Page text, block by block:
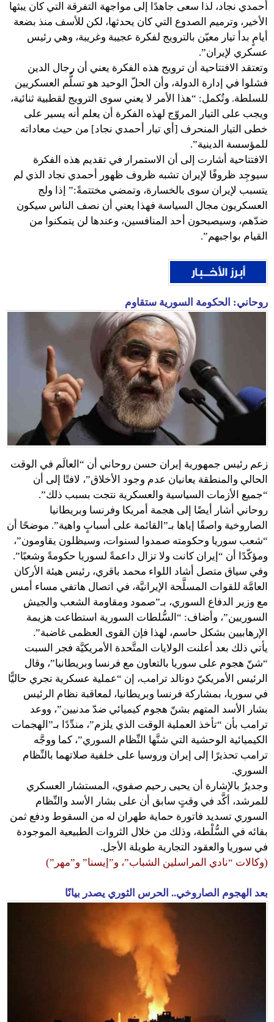
أحمدي نجاد، لذا سعى جاهدًا إلى مواجهة التفرقة التي كان يبثها
الأخير، وترميم الصدوع التي كان يحدثها، لكن للأسف منذ بضعة
أيامٍ بدأ تيار معيّن بالترويج لفكرة عجيبة وغريبة، وهي رئيس
عسكري لإيران”.
وتعتقد الافتتاحية أن ترويج هذه الفكرة يعني أن رجال الدين
فشلوا في إدارة الدولة، وأن الحلّ الوحيد هو تسلُّم العسكريين
للسلطة. وتُكمل: “هذا الأمر لا يعني سوى الترويج لقطبية ثنائية،
ويجب على التيار المروّج لهذه الفكرة أن يعلم أنه يسير على
خطى التيار المنحرف [أي تيار أحمدي نجاد] من حيث معاداته
للمؤسسة الدينية”.
الافتتاحية أشارت إلى أن الاستمرار في تقديم هذه الفكرة
سيوجِد ظروفًا لإيران تشبه ظروف ظهور أحمدي نجاد الذي لم
يتسبب لإيران سوى بالخسارة، وتمضي مختتمةً:” إذا ولج
العسكريون مجال السياسة فهذا يعني أن نصف الناس سيكون
ضدّهم، وسيصبحون أحد المنافسين، وعندها لن يتمكنوا من
القيام بواجبهم”.
روحاني: الحكومة السورية ستقاوم
زعم رئيس جمهورية إيران حسن روحاني أن “العالَم في الوقت
الحالي والمنطقة يعانيان عدم وجود الأخلاق”، لافتًا إلى أن
“جميع الأزمات السياسية والعسكرية نتجت بسبب ذلك”.
روحاني أشار أيضًا إلى هجمة أمريكا وفرنسا وبريطانيا
الصاروخية واصفًا إياها بـ”القائمة على أسبابٍ واهية”. موضحًا أن
“شعب سوريا وحكومته صمدوا لسنوات، وسيظلون يقاومون”،
ومؤكّدًا أن “إيران كانت ولا تزال داعمةً لسوريا حكومةً وشعبًا”.
وفي سياق متصل أشاد اللواء محمد باقري، رئيس هيئة الأركان
العامَّة للقوات المسلَّحة الإيرانيَّة، في اتصال هاتفي مساء أمس
مع وزير الدفاع السوري، بـ”صمود ومقاومة الشعب والجيش
السوريين”، وأضاف: “السُّلطات السورية استطاعت هزيمة
الإرهابيين بشكل حاسم، لهذا فإن القوى العظمى غاضبة”.
يأتي ذلك بعد أعلنت الولايات المتَّحدة الأمريكيَّة فجر السبت
“شنّ هجوم على سوريا بالتعاون مع فرنسا وبريطانيا”، وقال
الرئيس الأمريكيّ دونالد ترامب، إن “عملية عسكرية تجري حاليًّا
في سوريا، بمشاركة فرنسا وبريطانيا، لمعاقبة نظام الرئيس
بشار الأسد المتهم بشنّ هجوم كيميائي ضدّ مدنيين”، ووعد
ترامب بأن “تأخذ العملية الوقت الذي يلزم”، مندِّدًا بـ”الهجمات
الكيميائية الوحشية التي شنَّها النِّظام السوري”، كما ووجَّه
ترامب تحذيرًا إلى إيران وروسيا على خلفية صلاتهما بالنِّظام
السوري.
وجديرٌ بالإشارة أن يحيى رحيم صفوي، المستشار العسكري
للمرشد، أكَّد في وقتٍ سابق أن على بشار الأسد والنِّظام
السوري تسديد فاتورة حماية طهران له من السقوط ودفع ثمن
بقائه في السُّلْطة، وذلك من خلال الثروات الطبيعية الموجودة
في سوريا والعقود التجارية طويلة الأجل.
(وكالات “نادي المراسلين الشباب”، و”إيسنا” و”مهر”)
بعد الهجوم الصاروخي.. الحرس الثوري يصدر بيانًا